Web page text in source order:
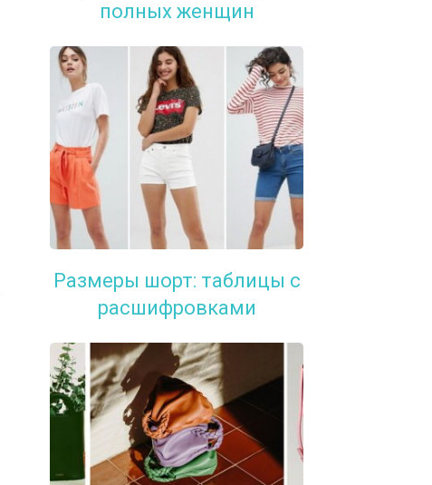
полных женщин
Размеры шорт: таблицы с
расшифровками